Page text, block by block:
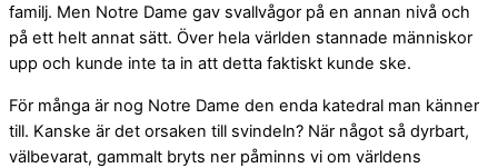
familj. Men Notre Dame gav svallvågor på en annan nivå och
på ett helt annat sätt. Över hela världen stannade människor
upp och kunde inte ta in att detta faktiskt kunde ske.
För många är nog Notre Dame den enda katedral man känner
till. Kanske är det orsaken till svindeln? När något så dyrbart,
välbevarat, gammalt bryts ner påminns vi om världens